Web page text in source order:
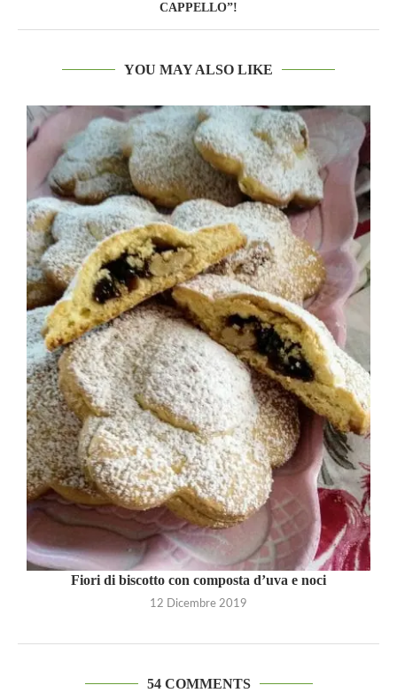
CAPPELLO”!
YOU MAY ALSO LIKE
Fiori di biscotto con composta d’uva e noci
12 Dicembre 2019
54 COMMENTS